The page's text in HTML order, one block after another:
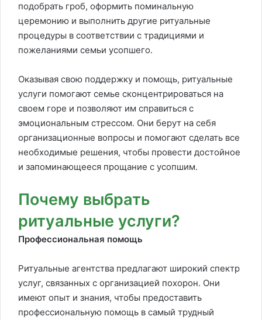
подобрать гроб, оформить поминальную
церемонию и выполнить другие ритуальные
процедуры в соответствии с традициями и
пожеланиями семьи усопшего.
Оказывая свою поддержку и помощь, ритуальные
услуги помогают семье сконцентрироваться на
своем горе и позволяют им справиться с
эмоциональным стрессом. Они берут на себя
организационные вопросы и помогают сделать все
необходимые решения, чтобы провести достойное
и запоминающееся прощание с усопшим.
Почему выбрать
ритуальные услуги?
Профессиональная помощь
Ритуальные агентства предлагают широкий спектр
услуг, связанных с организацией похорон. Они
имеют опыт и знания, чтобы предоставить
профессиональную помощь в самый трудный